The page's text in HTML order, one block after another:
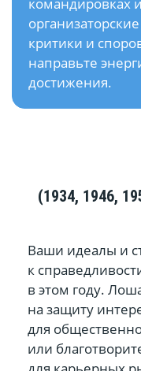
командировках
критики и
направьте
достижения.
(1934, 1946,
Ваши идеалы и
к
в этом году.
на защиту
для
или